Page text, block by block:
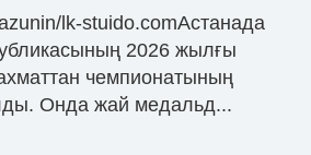
lk-stuido.comАстанада
2026 жылғы
чемпионатының
Онда жай медальд...